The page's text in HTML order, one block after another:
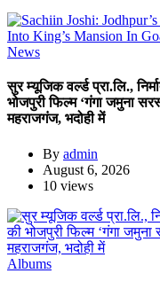
News
सुर म्यूजिक वर्ल्ड प्रा.लि.,
भोजपुरी फिल्म ‘गंगा जमुना
महराजगंज, भदोही में
By admin
August 6, 2026
10 views
Albums